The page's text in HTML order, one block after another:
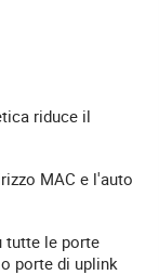
riduce il
MAC e l'auto
tutte le porte
porte di uplink